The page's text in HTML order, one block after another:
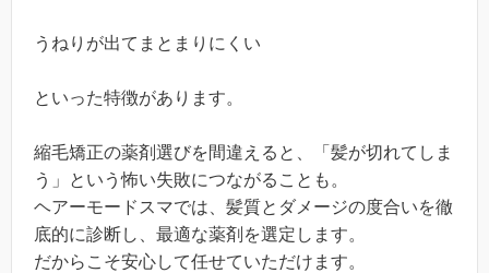
うねりが出てまとまりにくい
といった特徴があります。
縮毛矯正の薬剤選びを間違えると、「髪が切れてしま
う」という怖い失敗につながることも。
ヘアーモードスマでは、髪質とダメージの度合いを徹
底的に診断し、最適な薬剤を選定します。
だからこそ安心して任せていただけます。